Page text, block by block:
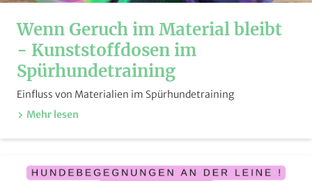
Wenn Geruch im Material bleibt
- Kunststoffdosen im
Spürhundetraining
Einfluss von Materialien im Spürhundetraining
Mehr lesen